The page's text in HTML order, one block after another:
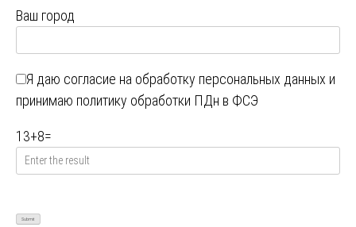
Ваш город
Я даю согласие на обработку персональных данных и
принимаю политику обработки ПДн в ФСЭ
13+8=